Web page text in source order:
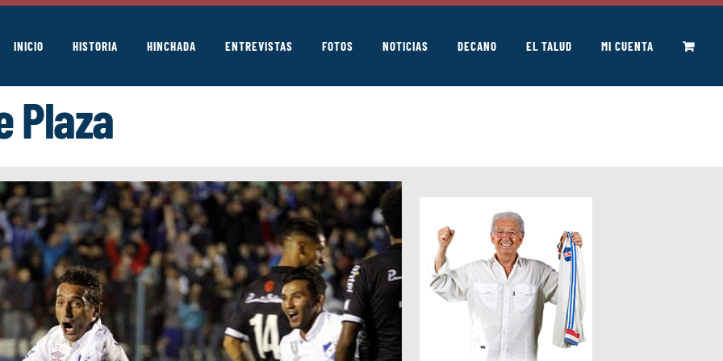
INICIO HISTORIA HINCHADA ENTREVISTAS FOTOS NOTICIAS DECANO EL TALUD MI CUENTA
Plaza